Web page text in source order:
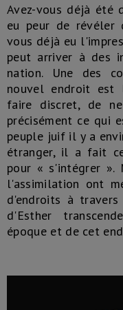
Avez-vous déjà été
eu peur de révéler
vous déjà eu
peut arriver à des
nation. Une des
nouvel endroit est
faire discret, de
précisément ce qui
peuple juif il y a
étranger, il a fait
pour « s'intégrer ».
l'assimilation ont
d'endroits à
d'Esther
époque et de cet